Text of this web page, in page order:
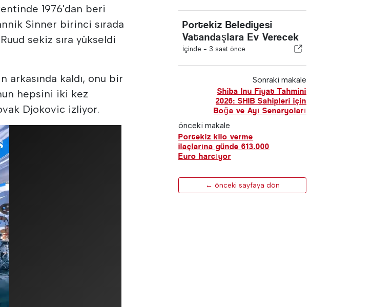
1976'dan beri
Sinner birinci sırada
sekiz sıra yükseldi
arkasında kaldı, onu bir
hepsini iki kez
Djokovic izliyor.
Portekiz Belediyesi
Vatandaşlara Ev Verecek
İçinde - 3 saat önce
Sonraki makale
Shiba Inu Fiyat Tahmini
2026: SHIB Sahipleri için
Boğa ve Ayı Senaryoları
önceki makale
Portekiz kilo verme
ilaçlarına günde 613.000
Euro harcıyor
← önceki sayfaya dön